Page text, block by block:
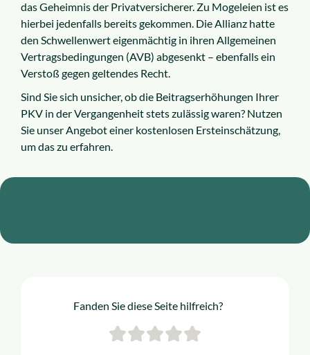
das Geheimnis der Privatversicherer. Zu Mogeleien ist es
hierbei jedenfalls bereits gekommen. Die Allianz hatte
den Schwellenwert eigenmächtig in ihren Allgemeinen
Vertragsbedingungen (AVB) abgesenkt – ebenfalls ein
Verstoß gegen geltendes Recht.
Sind Sie sich unsicher, ob die Beitragserhöhungen Ihrer
PKV in der Vergangenheit stets zulässig waren? Nutzen
Sie unser Angebot einer kostenlosen Ersteinschätzung,
um das zu erfahren.
Fanden Sie diese Seite hilfreich?